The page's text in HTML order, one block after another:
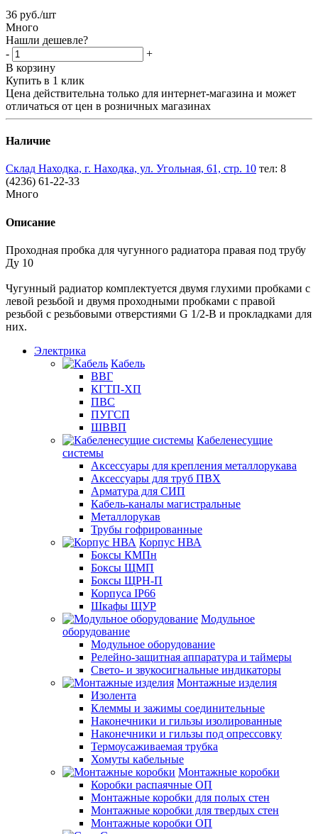
36 руб./шт
Много
Нашли дешевле?
-
+
В корзину
Купить в 1 клик
Цена действительна только для интернет-магазина и может
отличаться от цен в розничных магазинах
Наличие
Склад Находка, г. Находка, ул. Угольная, 61, стр. 10 тел: 8
(4236) 61-22-33
Много
Описание
Проходная пробка для чугунного радиатора правая под трубу
Ду 10
Чугунный радиатор комплектуется двумя глухими пробками с
левой резьбой и двумя проходными пробками с правой
резьбой с резьбовыми отверстиями G 1/2-В и прокладками для
них.
Электрика
Кабель
ВВГ
КГТП-ХП
ПВС
ПУГСП
ШВВП
Кабеленесущие
системы
Аксессуары для крепления металлорукава
Аксессуары для труб ПВХ
Арматура для СИП
Кабель-каналы магистральные
Металлорукав
Трубы гофрированные
Корпус НВА
Боксы КМПн
Боксы ЩМП
Боксы ЩРН-П
Корпуса IP66
Шкафы ЩУР
Модульное
оборудование
Модульное оборудование
Релейно-защитная аппаратура и таймеры
Свето- и звукосигнальные индикаторы
Монтажные изделия
Изолента
Клеммы и зажимы соединительные
Наконечники и гильзы изолированные
Наконечники и гильзы под опрессовку
Термоусаживаемая трубка
Хомуты кабельные
Монтажные коробки
Коробки распаячные ОП
Монтажные коробки для полых стен
Монтажные коробки для твердых стен
Монтажные коробки ОП